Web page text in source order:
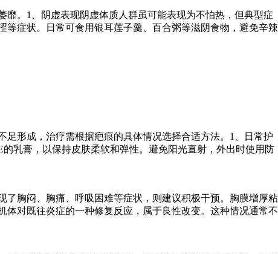
。1、阴虚表现阴虚体质人群虽可能表现为不怕热，但典型症
症状。日常可食用银耳莲子羹、百合粥等滋阴食物，避免辛辣
形成，治疗需根据疤痕的具体情况选择合适方法。1、日常护
乳膏，以保持皮肤柔软和弹性。避免阳光直射，外出时使用防
胸闷、胸痛、呼吸困难等症状，则建议积极干预。胸膜增厚粘
对既往炎症的一种修复反应，属于良性改变。这种情况通常不